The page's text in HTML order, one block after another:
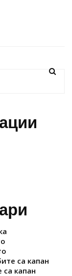
са капан
капан